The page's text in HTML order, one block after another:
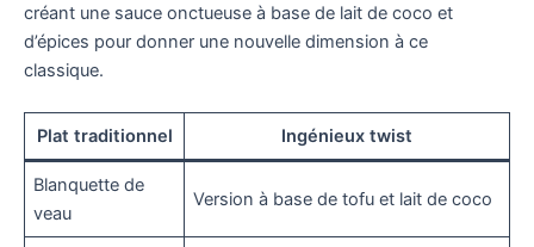
créant une sauce onctueuse à base de lait de coco et
d’épices pour donner une nouvelle dimension à ce
classique.
Plat traditionnel Ingénieux twist
Blanquette de
veau
Version à base de tofu et lait de coco